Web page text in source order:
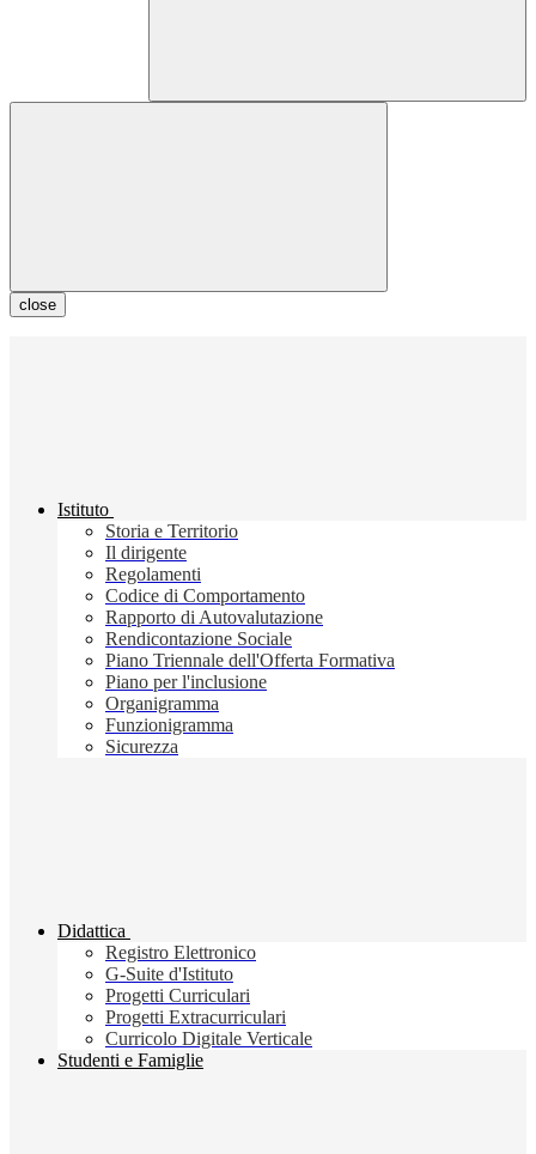
close
Istituto
Storia e Territorio
Il dirigente
Regolamenti
Codice di Comportamento
Rapporto di Autovalutazione
Rendicontazione Sociale
Piano Triennale dell'Offerta Formativa
Piano per l'inclusione
Organigramma
Funzionigramma
Sicurezza
Didattica
Registro Elettronico
G-Suite d'Istituto
Progetti Curriculari
Progetti Extracurriculari
Curricolo Digitale Verticale
Studenti e Famiglie